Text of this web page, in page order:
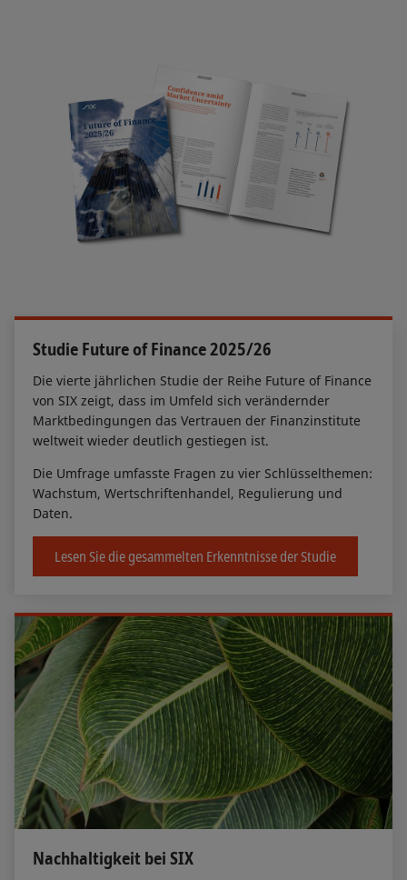
Studie Future of Finance 2025/26
Die vierte jährlichen Studie der Reihe Future of Finance
von SIX zeigt, dass im Umfeld sich verändernder
Marktbedingungen das Vertrauen der Finanzinstitute
weltweit wieder deutlich gestiegen ist.
Die Umfrage umfasste Fragen zu vier Schlüsselthemen:
Wachstum, Wertschriftenhandel, Regulierung und
Daten.
Lesen Sie die gesammelten Erkenntnisse der Studie
Nachhaltigkeit bei SIX